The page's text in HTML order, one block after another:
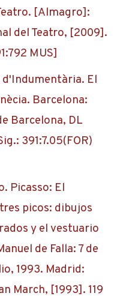
[Almagro]:
del Teatro, [2009].
MUS]
d'Indumentària. El
Barcelona:
Barcelona, DL
391:7.05(FOR)
Picasso: El
picos: dibujos
y el vestuario
de Falla: 7 de
1993. Madrid:
March, [1993]. 119